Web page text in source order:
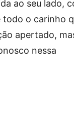
ao seu lado,
todo o carinho
apertado,
nessa